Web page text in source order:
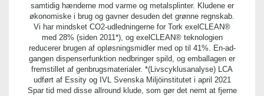
samtidig hænderne mod varme og metalsplinter. Kludene er
økonomiske i brug og gavner desuden det grønne regnskab.
Vi har mindsket CO2-udledningerne for Tork exelCLEAN®
med 28% (siden 2011*), og exelCLEAN® teknologien
reducerer brugen af opløsningsmidler med op til 41%. En-ad-
gangen dispenserfunktion nedbringer spild, og emballagen er
fremstillet af genbrugsmaterialer. *(Livscyklusanalyse) LCA
udført af Essity og IVL Svenska Miljöinstitutet i april 2021
Spar tid med disse allround klude, som gør det nemt at fjerne